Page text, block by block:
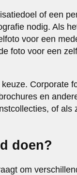
of een
nodig. Als
voor een
foto voor een
Corporate
en
of als
doen?
om